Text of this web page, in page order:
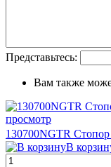
Представьтесь:
Вам также
просмотр
130700NGTR Стопор
В